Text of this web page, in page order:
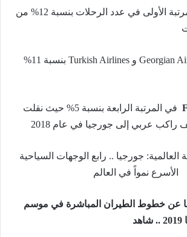
المرتبة الأولى في عدد الرحلات بنسبة 12% من
Georgian و Turkish Airlines
بنسبة 11%
في المرتبة الرابعة بنسبة 5% حيث نقلت
عن خطوط الطيران المباشرة في موسم